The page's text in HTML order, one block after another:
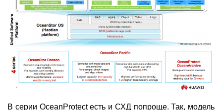
В серии OceanProtect есть и СХД попроще. Так, модель